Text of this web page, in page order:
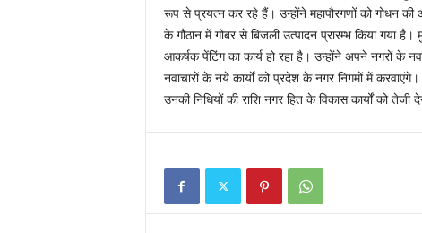
रूप से प्रयत्न कर रहे हैं। उन्होंने महापौरगणों को गोधन
के गौठान में गोबर से बिजली उत्पादन प्रारम्भ किया गया
आकर्षक पेंटिंग का कार्य हो रहा है। उन्होंने अपने नगरों के
नवाचारों के नये कार्यों को प्रदेश के नगर निगमों में करवाएंगे।
उनकी निधियों की राशि नगर हित के विकास कार्यों को तेजी